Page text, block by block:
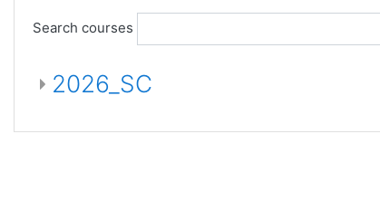
Search courses
2026_SC